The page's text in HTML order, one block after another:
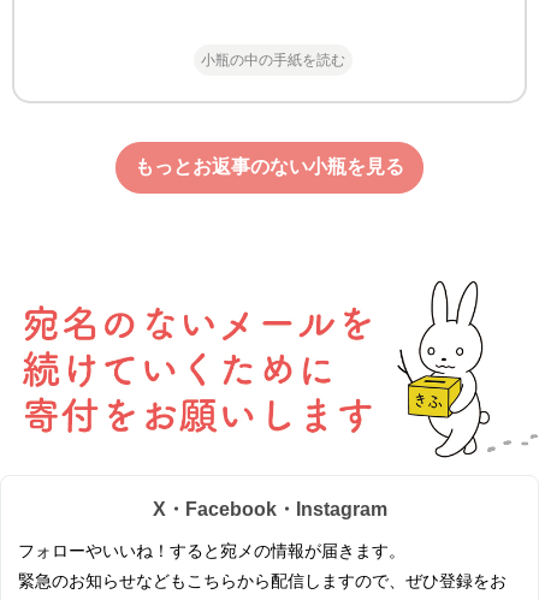
小瓶の中の手紙を読む
もっとお返事のない小瓶を見る
X・Facebook・Instagram
フォローやいいね！すると宛メの情報が届きます。
緊急のお知らせなどもこちらから配信しますので、ぜひ登録をお